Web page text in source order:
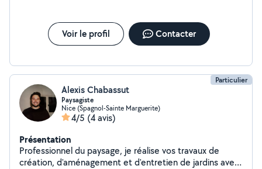
Voir le profil Contacter
Particulier
Alexis Chabassut
Paysagiste
Nice (Spagnol-Sainte Marguerite)
4/5 (4 avis)
Présentation
Professionnel du paysage, je réalise vos travaux de
création, d'aménagement et d'entretien de jardins avec